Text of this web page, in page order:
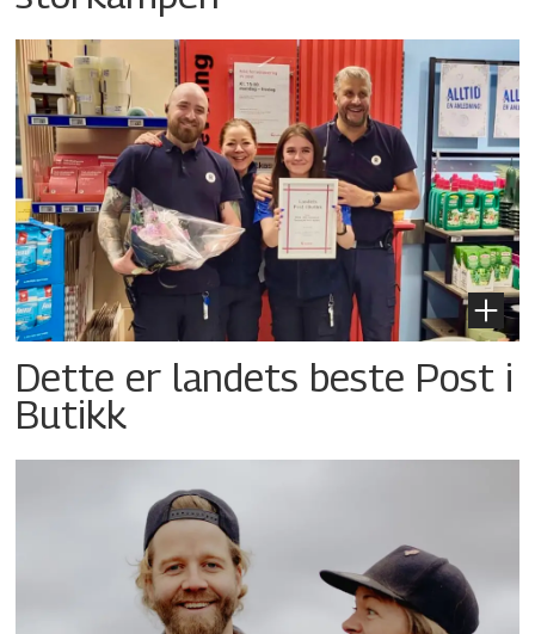
Dette er landets beste Post i
Butikk